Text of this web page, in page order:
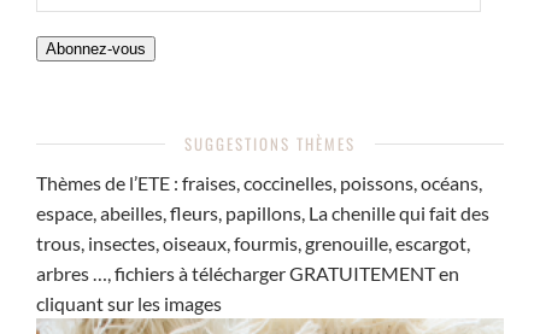
MAIL
Abonnez-vous
SUGGESTIONS THÈMES
Thèmes de l’ETE : fraises, coccinelles, poissons, océans,
espace, abeilles, fleurs, papillons, La chenille qui fait des
trous, insectes, oiseaux, fourmis, grenouille, escargot,
arbres …, fichiers à télécharger GRATUITEMENT en
cliquant sur les images